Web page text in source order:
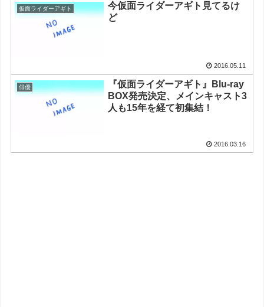
仮面ライダーアギト
今仮面ライダーアギト見てるけ
ど
2016.05.11
俳優
『仮面ライダーアギト』Blu-ray
BOX発売決定、メインキャスト3
人も15年を経て初集結！
2016.03.16